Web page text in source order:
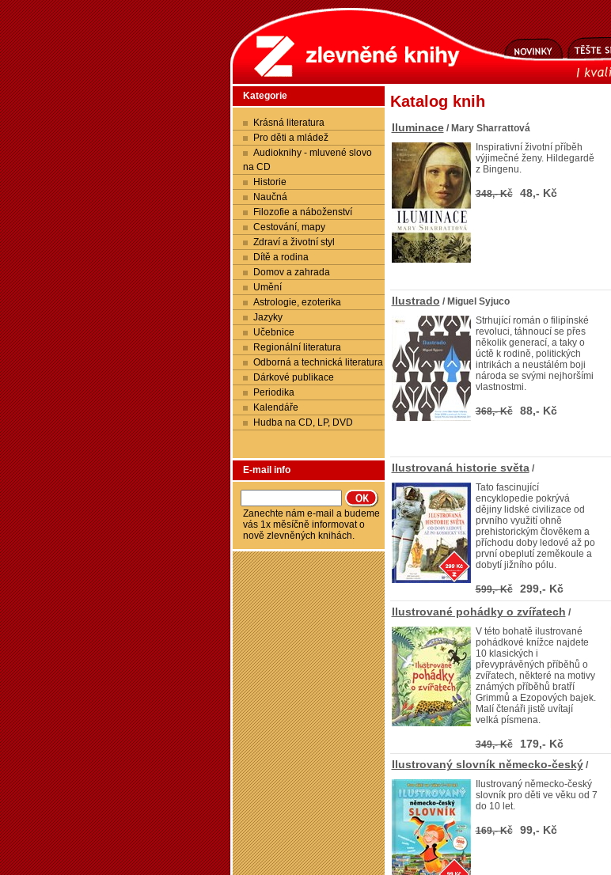
Kategorie
Krásná literatura
Pro děti a mládež
Audioknihy - mluvené slovo
na CD
Historie
Naučná
Filozofie a náboženství
Cestování, mapy
Zdraví a životní styl
Dítě a rodina
Domov a zahrada
Umění
Astrologie, ezoterika
Jazyky
Učebnice
Regionální literatura
Odborná a technická literatura
Dárkové publikace
Periodika
Kalendáře
Hudba na CD, LP, DVD
E-mail info
Zanechte nám e-mail a budeme
vás 1x měsíčně informovat o
nově zlevněných knihách.
Katalog knih
Iluminace/ Mary Sharrattová
Inspirativní životní příběh
výjimečné ženy. Hildegardě
z Bingenu.
348,- Kč 48,- Kč
Ilustrado / Miguel Syjuco
Strhující román o filipínské
revoluci, táhnoucí se přes
několik generací, a taky o
úctě k rodině, politických
intrikách a neustálém boji
národa se svými nejhoršími
vlastnostmi.
368,- Kč 88,- Kč
Ilustrovaná historie světa/
Tato fascinující
encyklopedie pokrývá
dějiny lidské civilizace od
prvního využití ohně
prehistorickým člověkem a
příchodu doby ledové až po
první obeplutí zeměkoule a
dobytí jižního pólu.
599,- Kč 299,- Kč
Ilustrované pohádky o zvířatech /
V této bohatě ilustrované
pohádkové knížce najdete
10 klasických i
převyprávěných příběhů o
zvířatech, některé na motivy
známých příběhů bratří
Grimmů a Ezopových bajek.
Malí čtenáři jistě uvítají
velká písmena.
349,- Kč 179,- Kč
Ilustrovaný slovník německo-český/
Ilustrovaný německo-český
slovník pro děti ve věku od 7
do 10 let.
169,- Kč 99,- Kč